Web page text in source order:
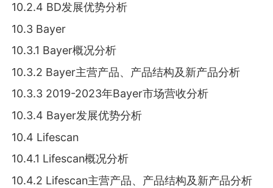
10.2.4 BD发展优势分析
10.3 Bayer
10.3.1 Bayer概况分析
10.3.2 Bayer主营产品、产品结构及新产品分析
10.3.3 2019-2023年Bayer市场营收分析
10.3.4 Bayer发展优势分析
10.4 Lifescan
10.4.1 Lifescan概况分析
10.4.2 Lifescan主营产品、产品结构及新产品分析